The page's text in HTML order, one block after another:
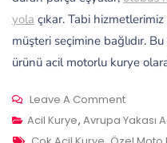
yola çıkar. Tabi
müşteri seçimine bağlıdır.
ürünü acil motorlu kurye
Leave A CommentOn
Acil Kurye, Avrupa Yakası